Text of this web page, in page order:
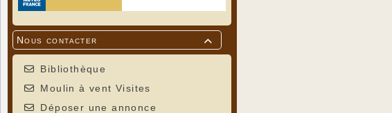

Nous contacter
Bibliothèque
Moulin à vent Visites
Déposer une annonce